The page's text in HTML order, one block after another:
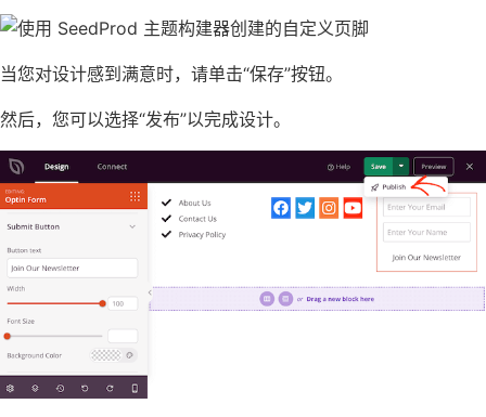
当您对设计感到满意时，请单击“保存”按钮。
然后，您可以选择“发布”以完成设计。